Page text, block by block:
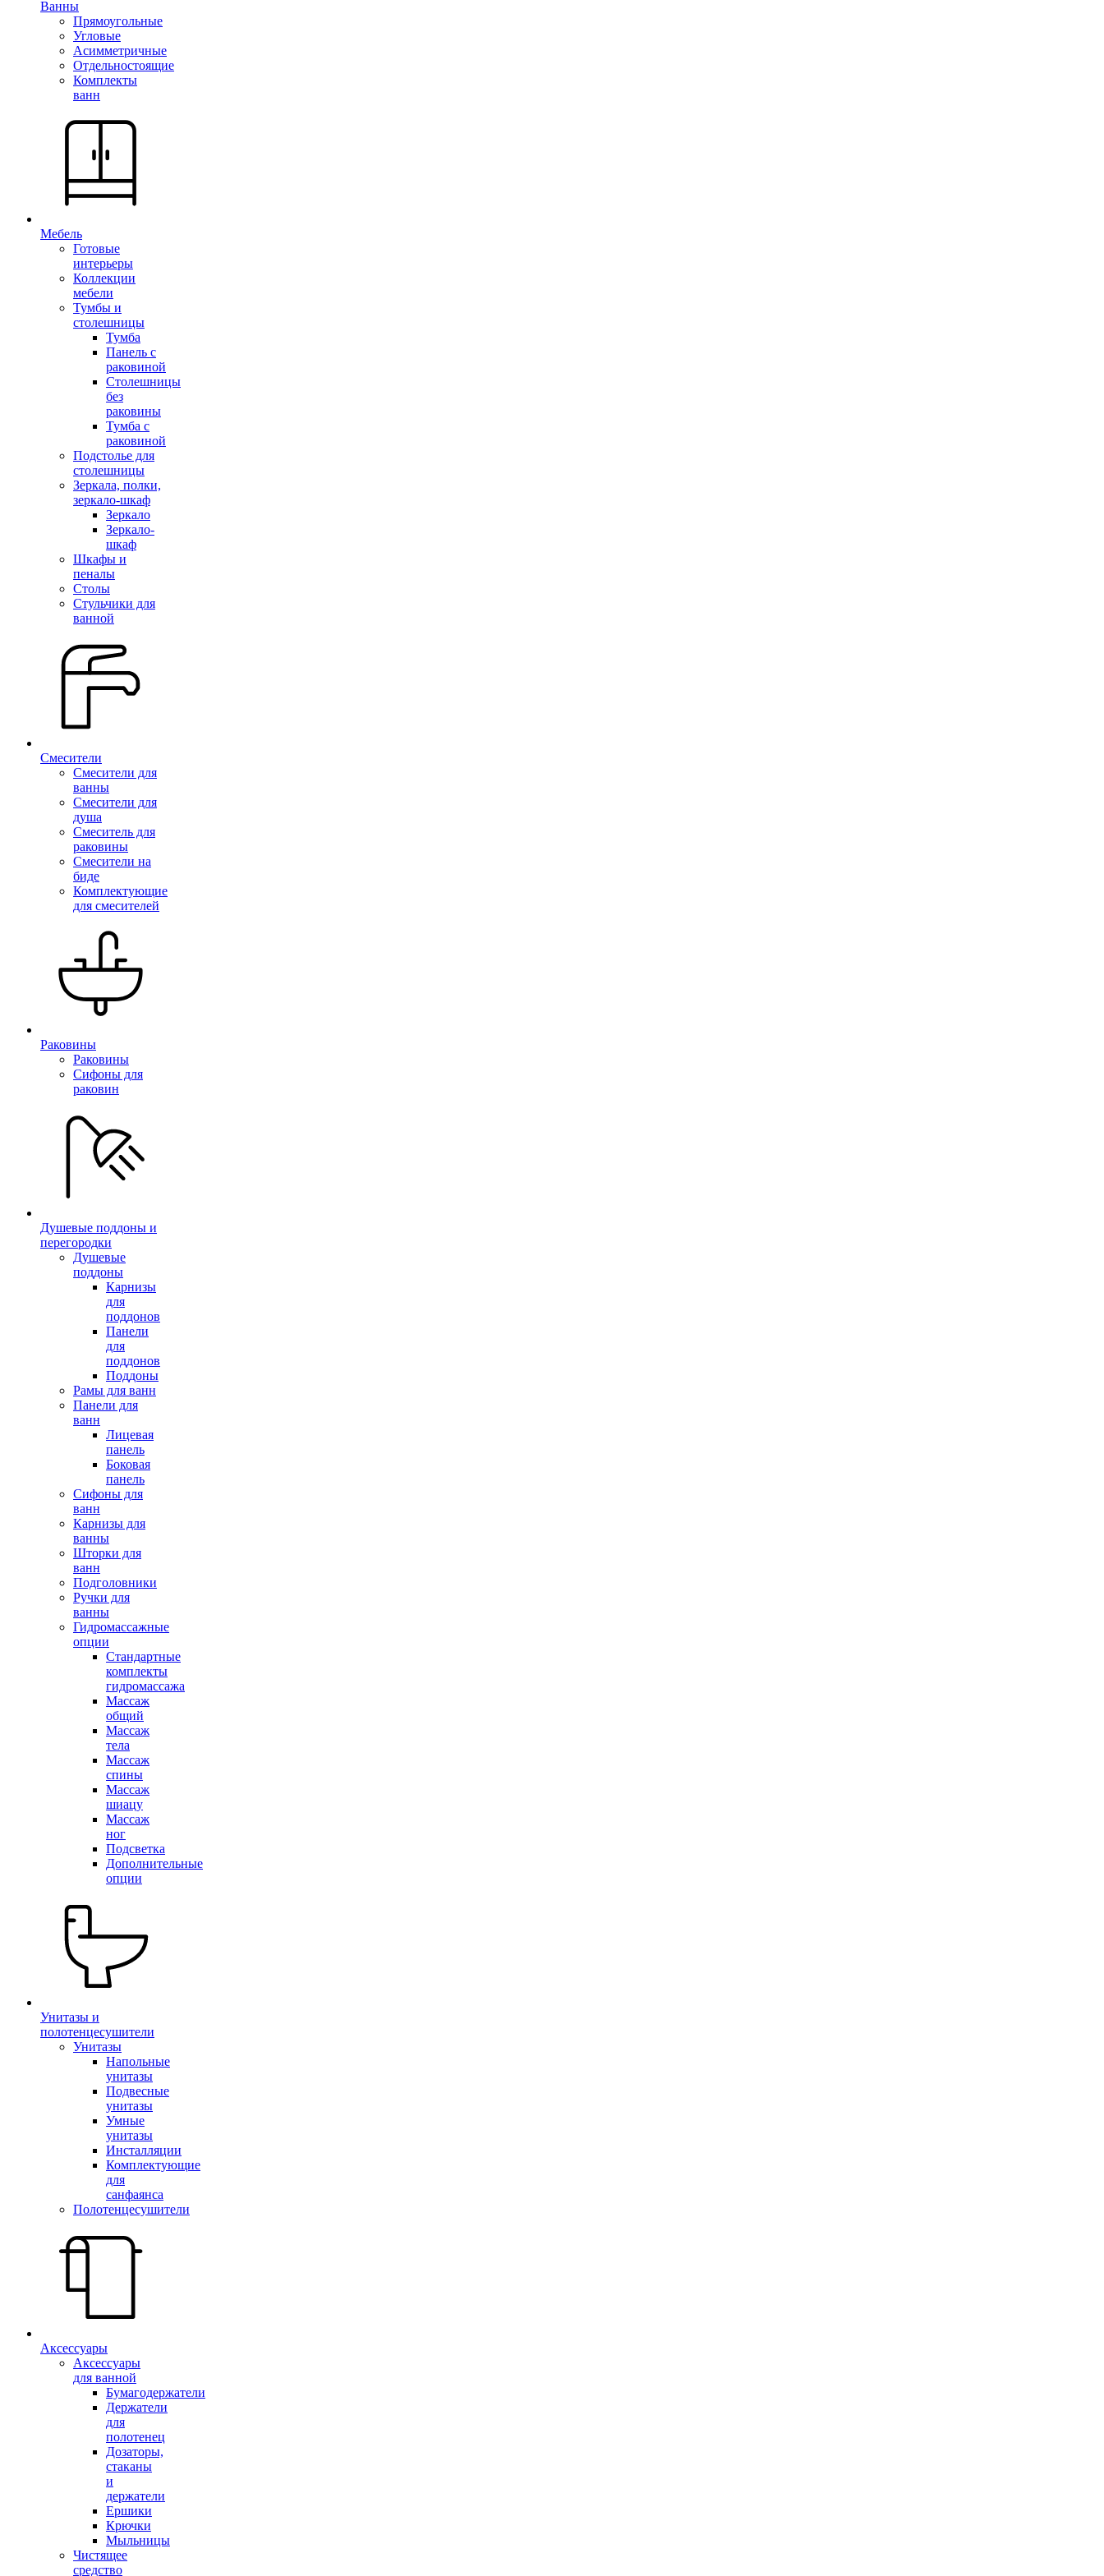
Ванны
Прямоугольные
Угловые
Асимметричные
Отдельностоящие
Комплекты
ванн
Мебель
Готовые
интерьеры
Коллекции
мебели
Тумбы и
столешницы
Тумба
Панель с
раковиной
Столешницы
без
раковины
Тумба с
раковиной
Подстолье для
столешницы
Зеркала, полки,
зеркало-шкаф
Зеркало
Зеркало-
шкаф
Шкафы и
пеналы
Столы
Стульчики для
ванной
Смесители
Смесители для
ванны
Смесители для
душа
Смеситель для
раковины
Смесители на
биде
Комплектующие
для смесителей
Раковины
Раковины
Сифоны для
раковин
Душевые поддоны и
перегородки
Душевые
поддоны
Карнизы
для
поддонов
Панели
для
поддонов
Поддоны
Рамы для ванн
Панели для
ванн
Лицевая
панель
Боковая
панель
Сифоны для
ванн
Карнизы для
ванны
Шторки для
ванн
Подголовники
Ручки для
ванны
Гидромассажные
опции
Стандартные
комплекты
гидромассажа
Массаж
общий
Массаж
тела
Массаж
спины
Массаж
шиацу
Массаж
ног
Подсветка
Дополнительные
опции
Унитазы и
полотенцесушители
Унитазы
Напольные
унитазы
Подвесные
унитазы
Умные
унитазы
Инсталляции
Комплектующие
для
санфаянса
Полотенцесушители
Аксессуары
Аксессуары
для ванной
Бумагодержатели
Держатели
для
полотенец
Дозаторы,
стаканы
и
держатели
Ершики
Крючки
Мыльницы
Чистящее
средство